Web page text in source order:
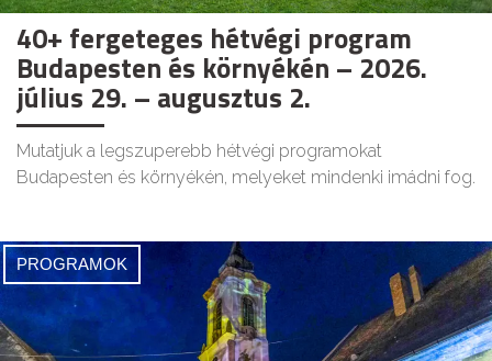
40+ fergeteges hétvégi program
Budapesten és környékén – 2026.
július 29. – augusztus 2.
Mutatjuk a legszuperebb hétvégi programokat
Budapesten és környékén, melyeket mindenki imádni fog.
PROGRAMOK